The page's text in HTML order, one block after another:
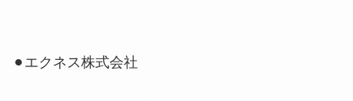
⚫︎エクネス株式会社